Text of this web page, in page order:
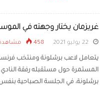
غريزمان يختار وجهته في
458 مشاهدة
يتعامل لاعب برشلونة ومنتخب
المستمرة حول مستقبله رفقة النادي
برشلونة، في الجلسة الصباحية بنفس